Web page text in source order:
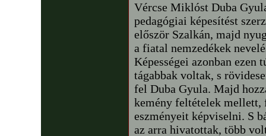
Vércse Miklóst Duba
pedagógiai képesítést
először Szalkán, majd
a fiatal nemzedékek
Képességei azonban
tágabbak voltak, s
fel Duba Gyula. Majd
kemény feltételek
eszményeit képviselni. S
az arra hivatottak, több